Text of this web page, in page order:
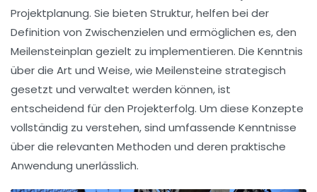
Projektplanung. Sie bieten Struktur, helfen bei der
Definition von Zwischenzielen und ermöglichen es, den
Meilensteinplan gezielt zu implementieren. Die Kenntnis
über die Art und Weise, wie Meilensteine strategisch
gesetzt und verwaltet werden können, ist
entscheidend für den Projekterfolg. Um diese Konzepte
vollständig zu verstehen, sind umfassende Kenntnisse
über die relevanten Methoden und deren praktische
Anwendung unerlässlich.